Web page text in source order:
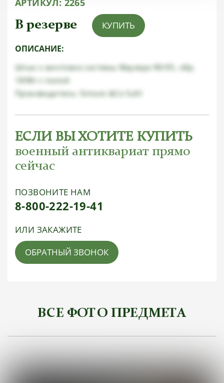
АРТИКУЛ: 2265
В резерве КУПИТЬ
ОПИСАНИЕ:
Штык к винтовке системы Маузера 98/05, обр.
1898г с пилой
Производитель: Simson &Co Suhl
ЕСЛИ ВЫ ХОТИТЕ КУПИТЬ
военный антиквариат прямо
сейчас
ПОЗВОНИТЕ НАМ
8-800-222-19-41
ИЛИ ЗАКАЖИТЕ
ОБРАТНЫЙ ЗВОНОК
ВСЕ ФОТО ПРЕДМЕТА